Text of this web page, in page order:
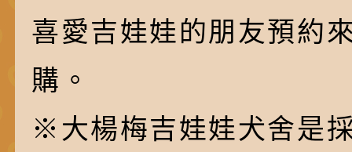
喜愛吉娃娃的朋友預約
購。
※大楊梅吉娃娃犬舍是